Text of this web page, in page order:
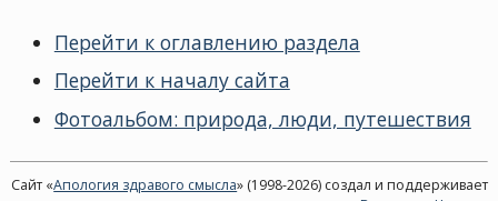
Перейти к оглавлению раздела
Перейти к началу сайта
Фотоальбом: природа, люди, путешествия
Сайт «Апология здравого смысла» (1998-2026) создал и поддерживает